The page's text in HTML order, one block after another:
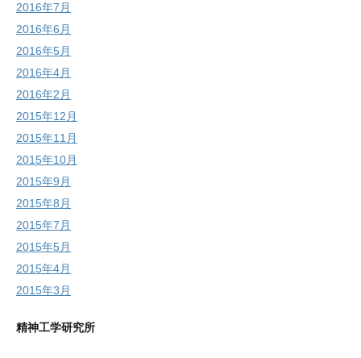
2016年7月
2016年6月
2016年5月
2016年4月
2016年2月
2015年12月
2015年11月
2015年10月
2015年9月
2015年8月
2015年7月
2015年5月
2015年4月
2015年3月
精神工学研究所